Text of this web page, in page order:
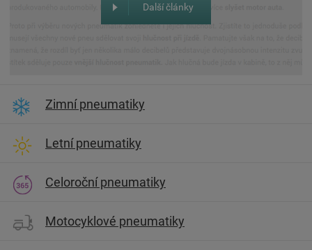
Další články
Zimní pneumatiky
Letní pneumatiky
Celoroční pneumatiky
Motocyklové pneumatiky